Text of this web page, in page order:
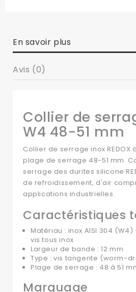
En savoir plus
Avis (0)
Collier de
W4 48-51 mm
Collier de serrage inox REDOX
plage de serrage 48-51 mm.
serrage des durites silicone
de refroidissement, d'air
applications industrielles.
Caractéristiques
Matériau : inox AISI 304
vis tous inox
Largeur de bande : 12 mm
Type : vis tangente (worm-
Plage de serrage : 48 à 51
Marquage